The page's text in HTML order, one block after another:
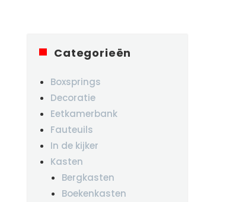
Categorieën
Boxsprings
Decoratie
Eetkamerbank
Fauteuils
In de kijker
Kasten
Bergkasten
Boekenkasten